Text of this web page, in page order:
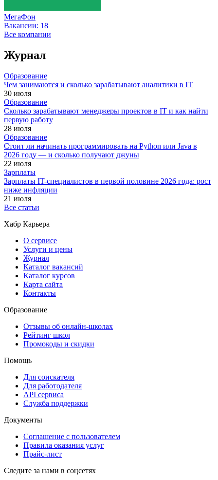
МегаФон
Вакансии: 18
Все компании
Журнал
Образование
Чем занимаются и сколько зарабатывают аналитики в IT
30 июля
Образование
Сколько зарабатывают менеджеры проектов в IT и как найти
первую работу
28 июля
Образование
Стоит ли начинать программировать на Python или Java в
2026 году — и сколько получают джуны
22 июля
Зарплаты
Зарплаты IT-специалистов в первой половине 2026 года: рост
ниже инфляции
21 июля
Все статьи
Хабр Карьера
О сервисе
Услуги и цены
Журнал
Каталог вакансий
Каталог курсов
Карта сайта
Контакты
Образование
Отзывы об онлайн-школах
Рейтинг школ
Промокоды и скидки
Помощь
Для соискателя
Для работодателя
API сервиса
Служба поддержки
Документы
Соглашение с пользователем
Правила оказания услуг
Прайс-лист
Следите за нами в соцсетях